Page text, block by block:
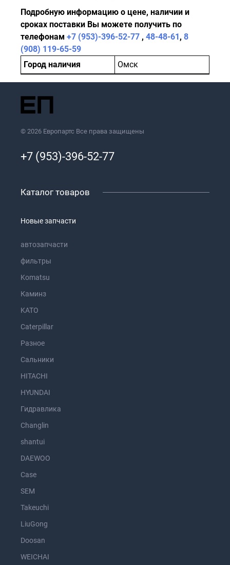
Подробную информацию о цене, наличии и
сроках поставки Вы можете получить по
телефонам +7 (953)-396-52-77 , 48-48-61, 8
(908) 119-65-59
Город наличия
Омск
© 2026 Европартс Все права защищены
+7 (953)-396-52-77
Каталог товаров
Новые запчасти
автозапчасти
фильтры
Komatsu
Каминз
KATO
Caterpillar
Разное
Сальники
HITACHI
HYUNDAI
Гидравлика
Changlin
shantui
DAEWOO
Case
SEM
Takeuchi
LiuGong
Doosan
WEICHAI